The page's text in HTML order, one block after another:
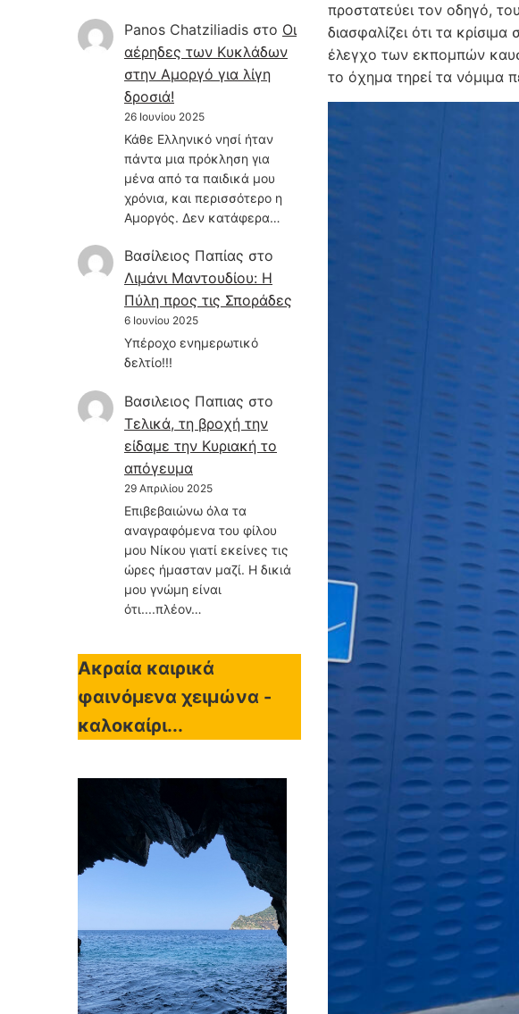
Panos Chatziliadis στο Οι
αέρηδες των Κυκλάδων
στην Αμοργό για λίγη
δροσιά!
26 Ιουνίου 2025
Κάθε Ελληνικό νησί ήταν
πάντα μια πρόκληση για
μένα από τα παιδικά μου
χρόνια, και περισσότερο η
Αμοργός. Δεν κατάφερα…
Βασίλειος Παπίας στο
Λιμάνι Μαντουδίου: Η
Πύλη προς τις Σποράδες
6 Ιουνίου 2025
Υπέροχο ενημερωτικό
δελτίο!!!
Βασιλειος Παπιας στο
Τελικά, τη βροχή την
είδαμε την Κυριακή το
απόγευμα
29 Απριλίου 2025
Επιβεβαιώνω όλα τα
αναγραφόμενα του φίλου
μου Νίκου γιατί εκείνες τις
ώρες ήμασταν μαζί. Η δικιά
μου γνώμη είναι
ότι....πλέον…
Ακραία καιρικά
φαινόμενα χειμώνα -
καλοκαίρι...
προστατεύει τον οδηγό,
διασφαλίζει ότι τα
έλεγχο των εκπομπών
το όχημα τηρεί τα νόμιμα